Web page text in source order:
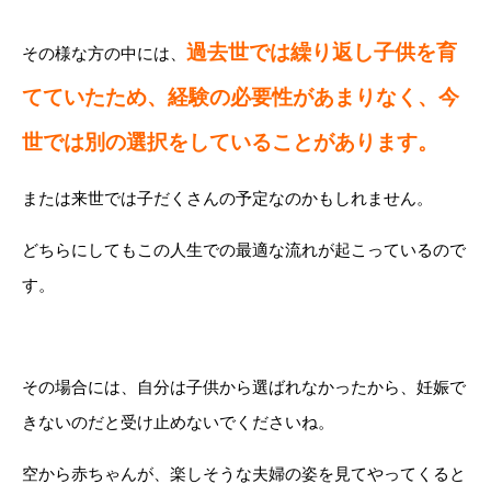
その様な方の中には、 過去世では繰り返し子供を育
てていたため、経験の必要性があまりなく、今
世では別の選択をしていることがあります。
または来世では子だくさんの予定なのかもしれません。
どちらにしてもこの人生での最適な流れが起こっているので
す。
その場合には、自分は子供から選ばれなかったから、妊娠で
きないのだと受け止めないでくださいね。
空から赤ちゃんが、楽しそうな夫婦の姿を見てやってくると